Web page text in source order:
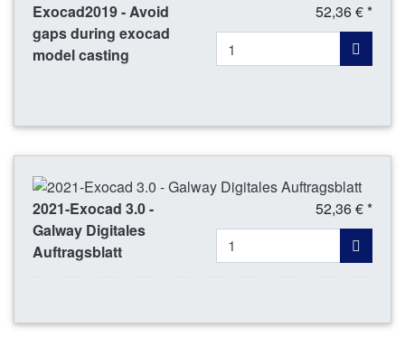
Exocad2019 - Avoid
gaps during exocad
model casting
52,36 € *
2021-Exocad 3.0 -
Galway Digitales
Auftragsblatt
52,36 € *